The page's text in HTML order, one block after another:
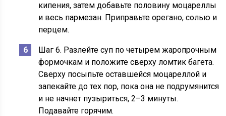
кипения, затем добавьте половину моцареллы
и весь пармезан. Приправьте орегано, солью и
перцем.
Шаг 6. Разлейте суп по четырем жаропрочным
формочкам и положите сверху ломтик багета.
Сверху посыпьте оставшейся моцареллой и
запекайте до тех пор, пока она не подрумянится
и не начнет пузыриться, 2–3 минуты.
Подавайте горячим.